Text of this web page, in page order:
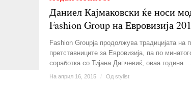
Даниел Кајмаковски ќе носи
Fashion Group на Евровизија
Fashion Groupја продолжува традицијата на
претставниците за Евровизија, па по
соработка со Тијана Дапчевиќ, оваа година ...
На април 16, 2015 / Од stylist